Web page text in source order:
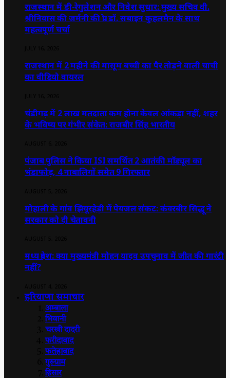
राजस्थान में डी-रेगुलेशन और निवेश सुधार: मुख्य सचिव वी.
श्रीनिवास की जर्मनी की प्रो. डॉ. सबाइन कुहलमैन के साथ
महत्वपूर्ण चर्चा
राजस्थान में 2 महीने की मासूम बच्ची का पैर तोड़ने वाली चाची
का वीडियो वायरल
चंडीगढ़ में 2 लाख मतदाता कम होना केवल आंकड़ा नहीं, शहर
के भविष्य पर गंभीर संकेत: राजबीर सिंह भारतीय
पंजाब पुलिस ने किया ISI समर्थित 2 आतंकी मॉड्यूल का
भंडाफोड़, 4 नाबालिगों समेत 9 गिरफ्तार
मोहाली के गांव झियूरहेड़ी में पेयजल संकट: कंवरबीर सिद्धू ने
सरकार को दी चेतावनी
मध्य प्रदेश: क्या मुख्यमंत्री मोहन यादव उपचुनाव में जीत की गारंटी
नहीं?
हरियाणा समाचार
अम्बाला
भिवानी
चरखी दादरी
फरीदाबाद
फतेहाबाद
गुरुग्राम
हिसार